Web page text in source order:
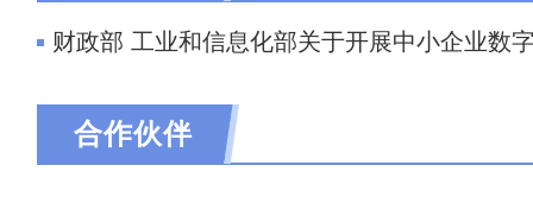
财政部 工业和信息化部关于开展中小企业数
合作伙伴